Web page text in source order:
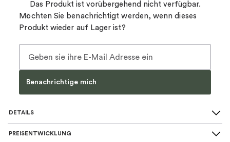
Das Produkt ist vorübergehend nicht verfügbar.
Möchten Sie benachrichtigt werden, wenn dieses
Produkt wieder auf Lager ist?
Benachrichtige mich
DETAILS
SKU
PREISENTWICKLUNG